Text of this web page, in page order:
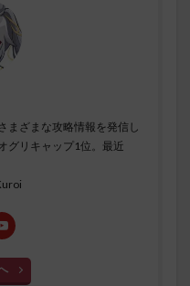
まざまな攻略情報を発信し
グリキャップ1位。最近